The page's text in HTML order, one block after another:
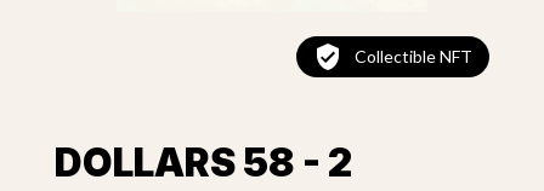
Collectible NFT
DOLLARS 58 - 2